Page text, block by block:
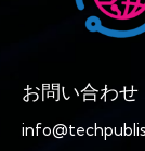
お問い合わせ